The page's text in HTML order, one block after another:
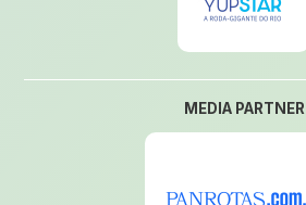
MEDIA PARTNER